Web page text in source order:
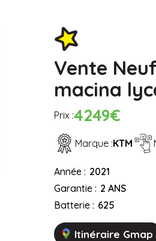
Vente
macina
Prix :4249€
Marque :KTM
Année : 2021
Garantie : 2 ANS
Batterie : 625
Itinéraire Gmap